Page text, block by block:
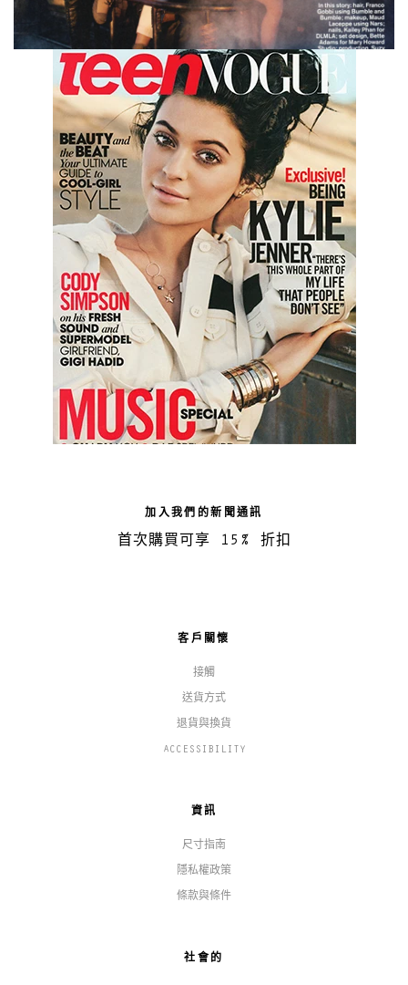
加入我們的新聞通訊
首次購買可享 15% 折扣
客戶關懷
接觸
送貨方式
退貨與換貨
ACCESSIBILITY
資訊
尺寸指南
隱私權政策
條款與條件
社會的